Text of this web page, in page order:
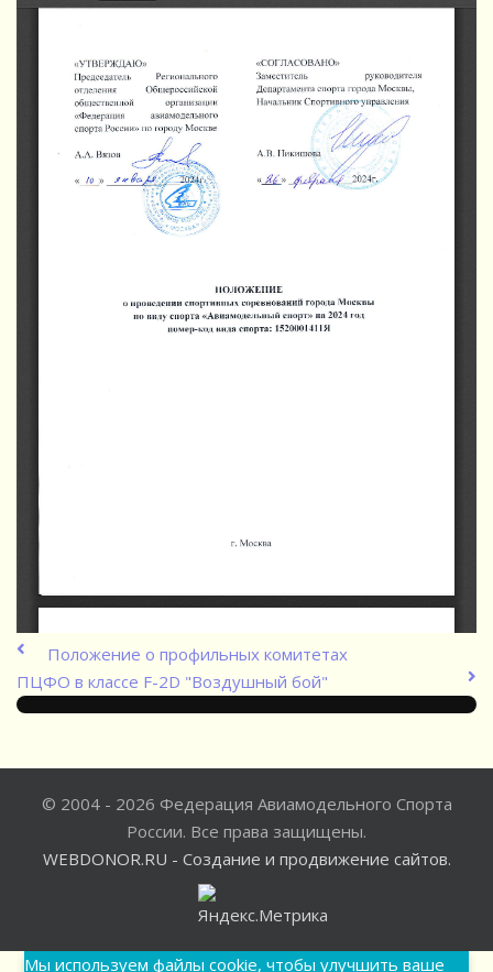
Положение о профильных комитетах
ПЦФО в классе F-2D "Воздушный бой"
© 2004 - 2026 Федерация Авиамодельного Спорта
России. Все права защищены.
WEBDONOR.RU - Создание и продвижение сайтов.
Мы используем файлы cookie, чтобы улучшить ваше